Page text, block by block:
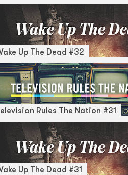
Up The Dead #32
Rules The Nation #31
Up The Dead #31